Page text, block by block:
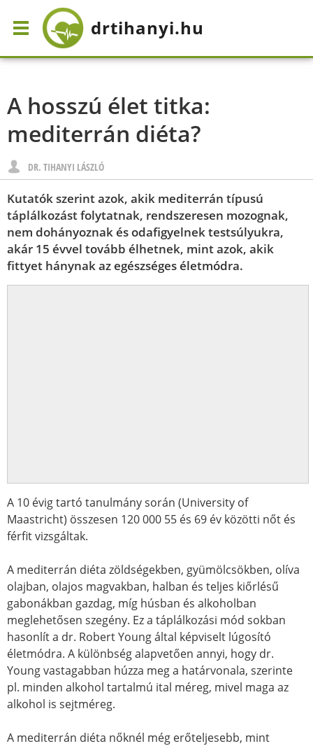
drtihanyi.hu
A hosszú élet titka:
mediterrán diéta?
DR. TIHANYI LÁSZLÓ
Kutatók szerint azok, akik mediterrán típusú
táplálkozást folytatnak, rendszeresen mozognak,
nem dohányoznak és odafigyelnek testsúlyukra,
akár 15 évvel tovább élhetnek, mint azok, akik
fittyet hánynak az egészséges életmódra.
A 10 évig tartó tanulmány során (University of
Maastricht) összesen 120 000 55 és 69 év közötti nőt és
férfit vizsgáltak.
A mediterrán diéta zöldségekben, gyümölcsökben, olíva
olajban, olajos magvakban, halban és teljes kiőrlésű
gabonákban gazdag, míg húsban és alkoholban
meglehetősen szegény. Ez a táplálkozási mód sokban
hasonlít a dr. Robert Young által képviselt lúgosító
életmódra. A különbség alapvetően annyi, hogy dr.
Young vastagabban húzza meg a határvonala, szerinte
pl. minden alkohol tartalmú ital méreg, mivel maga az
alkohol is sejtméreg.
A mediterrán diéta nőknél még erőteljesebb, mint